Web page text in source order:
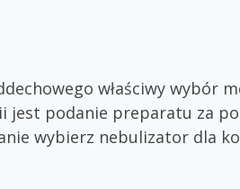
właściwy wybór
jest podanie preparatu za
wybierz nebulizator dla